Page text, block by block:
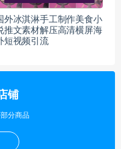
外冰淇淋手工制作美食小
推文素材解压高清横屏海
短视频引流
铺
分商品